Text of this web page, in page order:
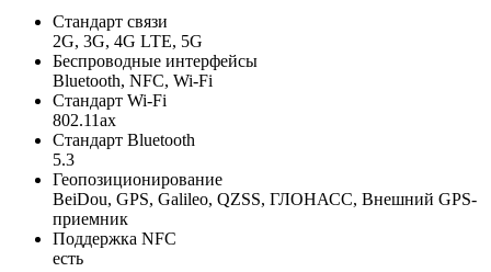
Стандарт связи
2G, 3G, 4G LTE, 5G
Беспроводные интерфейсы
Bluetooth, NFC, Wi-Fi
Стандарт Wi-Fi
802.11ax
Стандарт Bluetooth
5.3
Геопозиционирование
BeiDou, GPS, Galileo, QZSS, ГЛОНАСС, Внешний GPS-
приемник
Поддержка NFC
есть